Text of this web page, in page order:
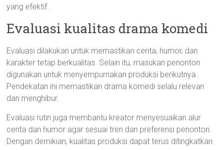
yang efektif.
Evaluasi kualitas drama komedi
Evaluasi dilakukan untuk memastikan cerita, humor, dan
karakter tetap berkualitas. Selain itu, masukan penonton
digunakan untuk menyempurnakan produksi berikutnya.
Pendekatan ini memastikan drama komedi selalu relevan
dan menghibur.
Evaluasi rutin juga membantu kreator menyesuaikan alur
cerita dan humor agar sesuai tren dan preferensi penonton.
Dengan demikian, kualitas produksi dapat terus ditingkatkan.